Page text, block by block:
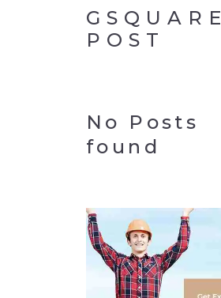
GSQUARE
POST
No Posts
found